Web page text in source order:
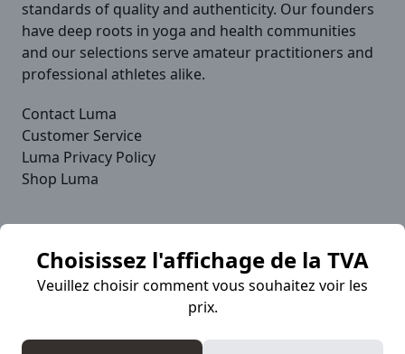
Choisissez l'affichage de la TVA
Veuillez choisir comment vous souhaitez voir les
prix.
standards of quality and authenticity. Our founders
have deep roots in yoga and health communities
and our selections serve amateur practitioners and
professional athletes alike.
Contact Luma
Customer Service
Luma Privacy Policy
Shop Luma
Sievishop est toujours là pour vous